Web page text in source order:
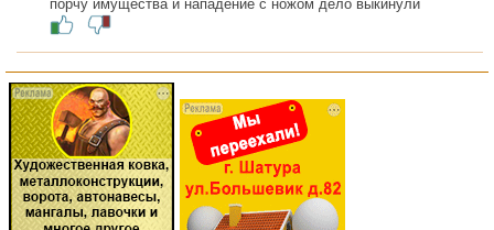
порчу имущества и нападение с ножом дело выкинули